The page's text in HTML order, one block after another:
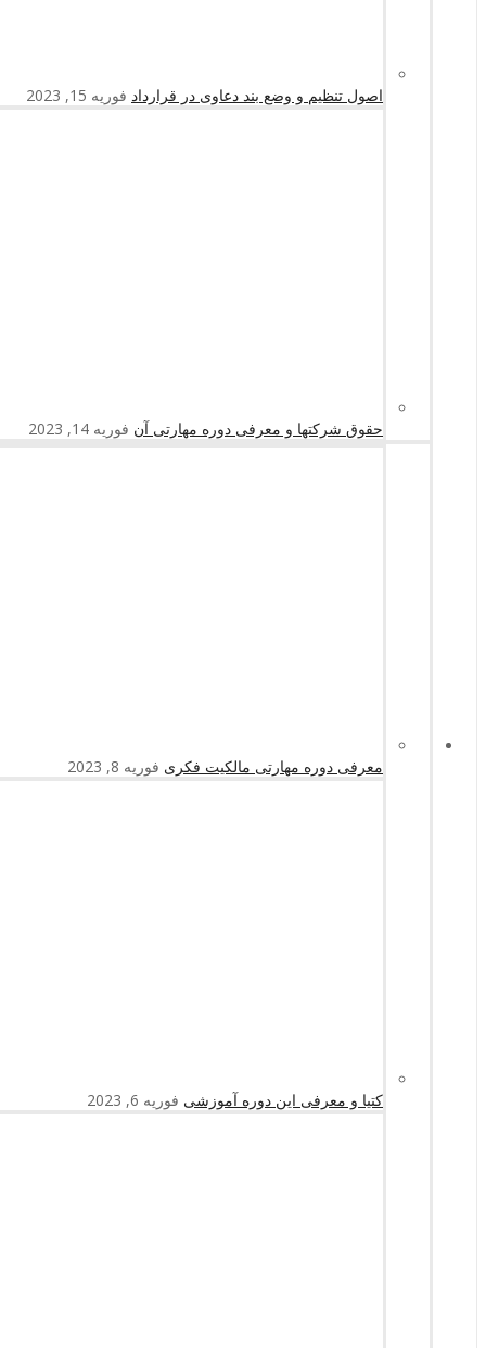
اصول تنظیم و وضع بند دعاوی در قرارداد فوریه 15, 2023
حقوق شرکتها و معرفی دوره مهارتی آن فوریه 14, 2023
معرفی دوره مهارتی مالکیت فکری فوریه 8, 2023
کتیا و معرفی این دوره آموزشی فوریه 6, 2023